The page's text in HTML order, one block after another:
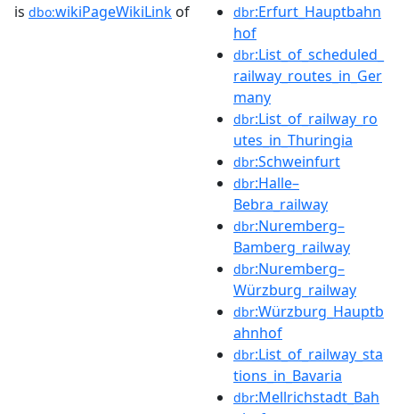
is dbo:wikiPageWikiLink of dbr:Erfurt_Hauptbahn
hof
dbr:List_of_scheduled_
railway_routes_in_Ger
many
dbr:List_of_railway_ro
utes_in_Thuringia
dbr:Schweinfurt
dbr:Halle–
Bebra_railway
dbr:Nuremberg–
Bamberg_railway
dbr:Nuremberg–
Würzburg_railway
dbr:Würzburg_Hauptb
ahnhof
dbr:List_of_railway_sta
tions_in_Bavaria
dbr:Mellrichstadt_Bah